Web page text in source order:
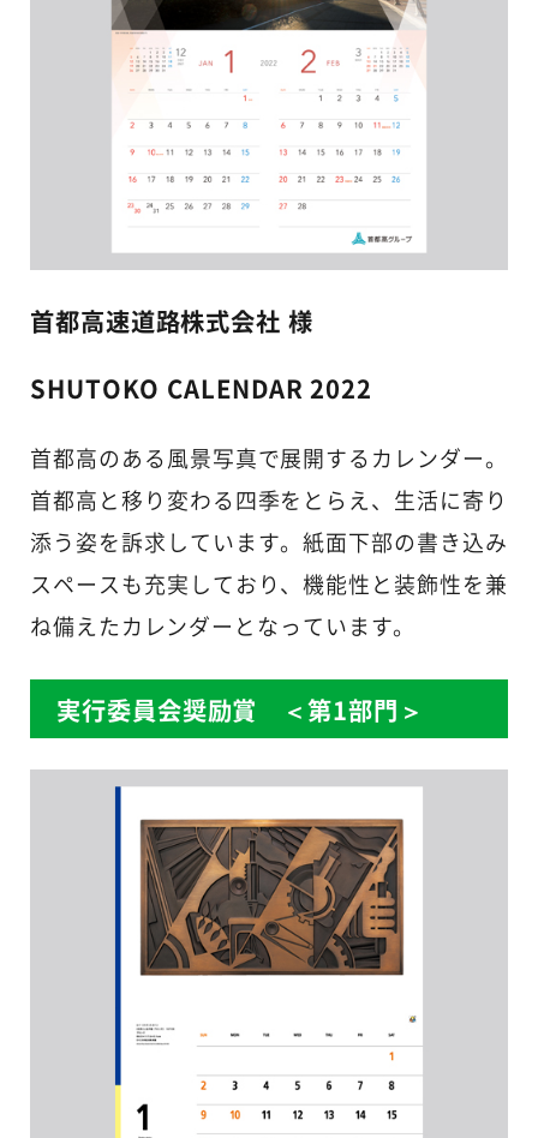
首都高速道路株式会社 様
SHUTOKO CALENDAR 2022
首都高のある風景写真で展開するカレンダー。
首都高と移り変わる四季をとらえ、生活に寄り
添う姿を訴求しています。紙面下部の書き込み
スペースも充実しており、機能性と装飾性を兼
ね備えたカレンダーとなっています。
実行委員会奨励賞 ＜第1部門＞